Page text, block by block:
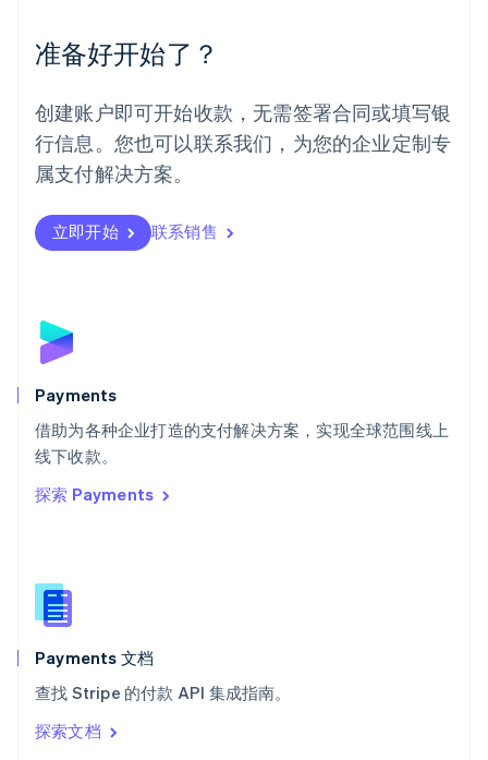
准备好开始了？
创建账户即可开始收款，无需签署合同或填写银
行信息。您也可以联系我们，为您的企业定制专
属支付解决方案。
立即开始 联系销售
Payments
借助为各种企业打造的支付解决方案，实现全球范围线上
线下收款。
探索 Payments
Payments 文档
查找 Stripe 的付款 API 集成指南。
探索文档
挪威
葡萄牙
Português English
日本
日本語English
瑞典
瑞士
DeutschFrançais
English
斯洛文尼亚
泰国
ไทยEnglish
希腊
English
西班牙
新西兰
English
匈牙利
English
ItalianoEnglish
印度
English